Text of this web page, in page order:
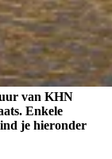
van KHN
Enkele
je hieronder